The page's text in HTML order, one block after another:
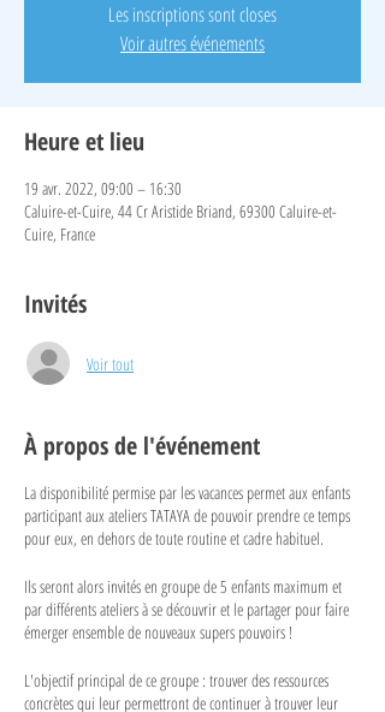
Les inscriptions sont closes
Voir autres événements
Heure et lieu
19 avr. 2022, 09:00 – 16:30
Caluire-et-Cuire, 44 Cr Aristide Briand, 69300 Caluire-et-
Cuire, France
Invités
Voir tout
À propos de l'événement
La disponibilité permise par les vacances permet aux enfants
participant aux ateliers TATAYA de pouvoir prendre ce temps
pour eux, en dehors de toute routine et cadre habituel.
Ils seront alors invités en groupe de 5 enfants maximum et
par différents ateliers à se découvrir et le partager pour faire
émerger ensemble de nouveaux supers pouvoirs !
L'objectif principal de ce groupe : trouver des ressources
concrètes qui leur permettront de continuer à trouver leur